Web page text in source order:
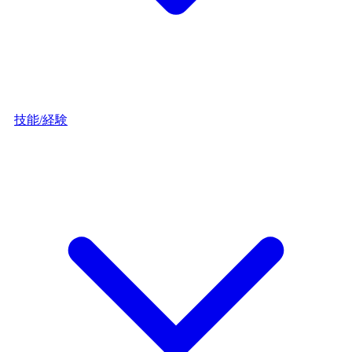
技能/経験